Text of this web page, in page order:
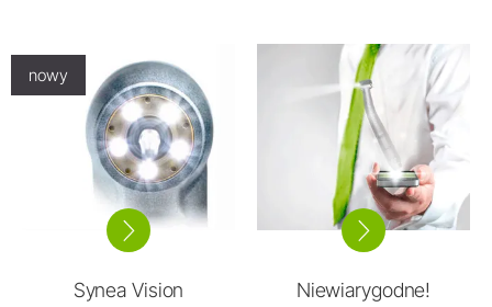
nowy
Synea Vision Niewiarygodne!